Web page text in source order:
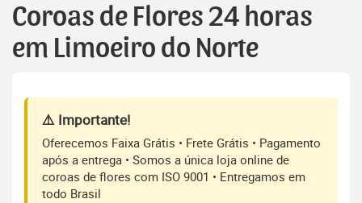
Coroas de Flores 24 horas
em Limoeiro do Norte
⚠️ Importante!
Oferecemos Faixa Grátis • Frete Grátis • Pagamento
após a entrega • Somos a única loja online de
coroas de flores com ISO 9001 • Entregamos em
todo Brasil